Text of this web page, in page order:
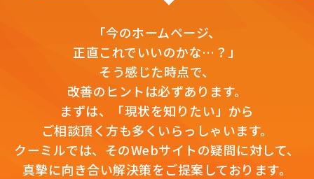
「今のホームページ、
正直これでいいのかな…？」
そう感じた時点で、
改善のヒントは必ずあります。
まずは、「現状を知りたい」から
ご相談頂く方も多くいらっしゃいます。
クーミルでは、そのWebサイトの疑問に対して、
真摯に向き合い解決策をご提案しております。